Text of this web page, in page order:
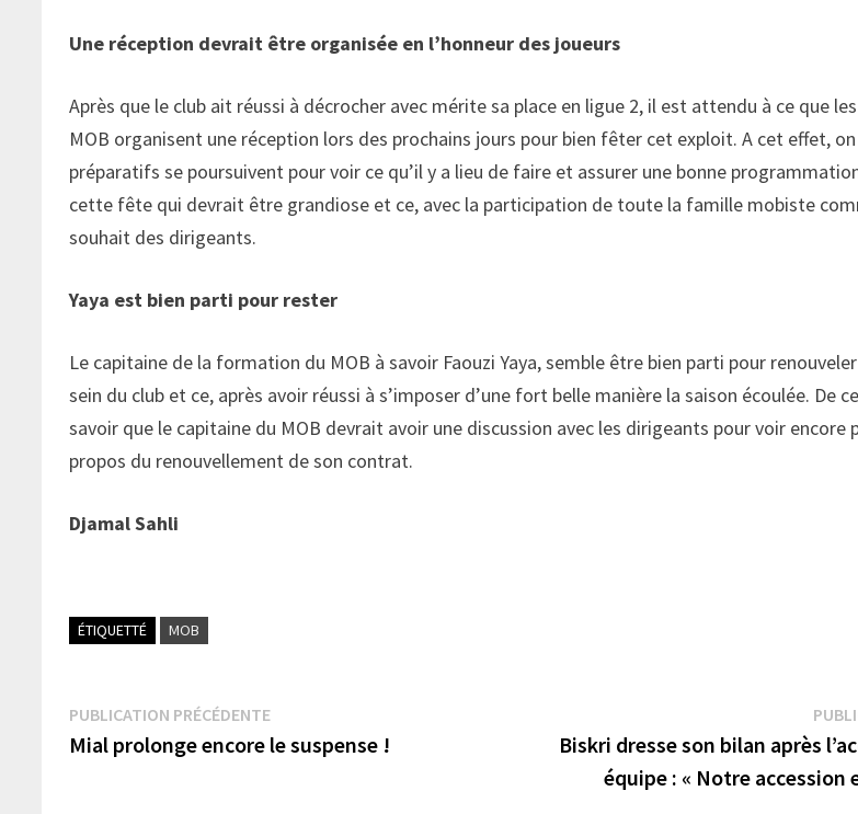
Une réception devrait être organisée en l’honneur des joueurs
Après que le club ait réussi à décrocher avec mérite sa place en ligue 2, il est attendu à ce que
MOB organisent une réception lors des prochains jours pour bien fêter cet exploit. A cet effet,
préparatifs se poursuivent pour voir ce qu’il y a lieu de faire et assurer une bonne
cette fête qui devrait être grandiose et ce, avec la participation de toute la famille mobiste
souhait des dirigeants.
Yaya est bien parti pour rester
Le capitaine de la formation du MOB à savoir Faouzi Yaya, semble être bien parti pour
sein du club et ce, après avoir réussi à s’imposer d’une fort belle manière la saison écoulée. De
savoir que le capitaine du MOB devrait avoir une discussion avec les dirigeants pour voir encore
propos du renouvellement de son contrat.
Djamal Sahli
ÉTIQUETTÉ MOB
Navigation
de
PUBLICATION PRÉCÉDENTEPublication
précédente :
Mial prolonge encore le suspense !
Biskri dresse son bilan après
équipe : « Notre accession